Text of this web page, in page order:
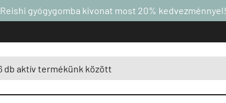
Reishi gyógygomba kivonat most 20% kedvezménnyel!